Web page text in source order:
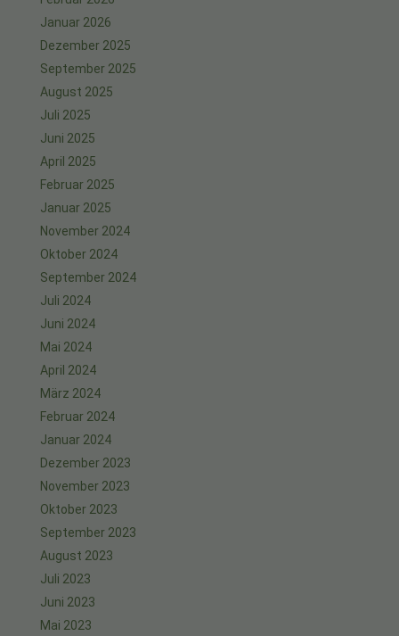
Januar 2026
Dezember 2025
September 2025
August 2025
Juli 2025
Juni 2025
April 2025
Februar 2025
Januar 2025
November 2024
Oktober 2024
September 2024
Juli 2024
Juni 2024
Mai 2024
April 2024
März 2024
Februar 2024
Januar 2024
Dezember 2023
November 2023
Oktober 2023
September 2023
August 2023
Juli 2023
Juni 2023
Mai 2023